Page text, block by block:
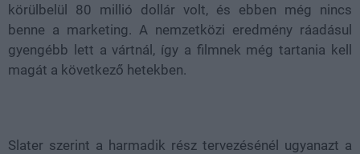
körülbelül 80 millió dollár volt, és ebben még nincs
benne a marketing. A nemzetközi eredmény ráadásul
gyengébb lett a vártnál, így a filmnek még tartania kell
magát a következő hetekben.
Slater szerint a harmadik rész tervezésénél ugyanazt a